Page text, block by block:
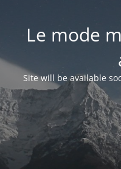
Le mode
Site will be available